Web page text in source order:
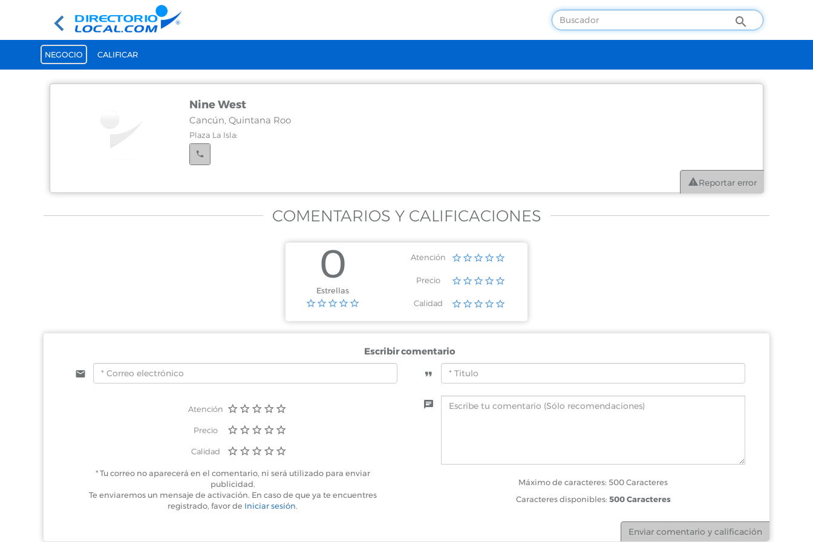
NEGOCIO CALIFICAR
Nine West
Cancún, Quintana Roo
Plaza La Isla:
Cancún, Quintana Roo
La Gran Plaza
Reportar error
COMENTARIOS Y CALIFICACIONES
0
Estrellas
Atención
Precio
Calidad
Escribir comentario
Atención
Precio
Calidad
* Tu correo no aparecerá en el comentario, ni será utilizado para enviar
publicidad.
Te enviaremos un mensaje de activación. En caso de que ya te encuentres
registrado, favor de Iniciar sesión.
Máximo de caracteres: 500 Caracteres
Caracteres disponibles: 500 Caracteres